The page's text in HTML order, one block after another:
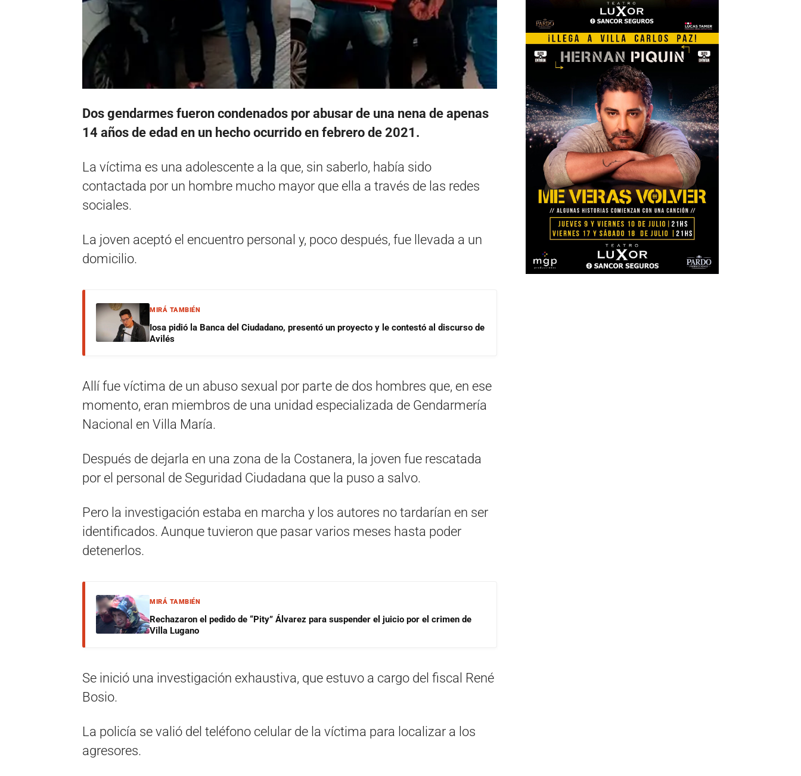
Dos gendarmes fueron condenados por abusar de una nena de apenas
14 años de edad en un hecho ocurrido en febrero de 2021.
La víctima es una adolescente a la que, sin saberlo, había sido
contactada por un hombre mucho mayor que ella a través de las redes
sociales.
La joven aceptó el encuentro personal y, poco después, fue llevada a un
domicilio.
MIRÁ TAMBIÉN
Iosa pidió la Banca del Ciudadano, presentó un proyecto y le contestó al discurso de
Avilés
Allí fue víctima de un abuso sexual por parte de dos hombres que, en ese
momento, eran miembros de una unidad especializada de Gendarmería
Nacional en Villa María.
Después de dejarla en una zona de la Costanera, la joven fue rescatada
por el personal de Seguridad Ciudadana que la puso a salvo.
Pero la investigación estaba en marcha y los autores no tardarían en ser
identificados. Aunque tuvieron que pasar varios meses hasta poder
detenerlos.
MIRÁ TAMBIÉN
Rechazaron el pedido de “Pity” Álvarez para suspender el juicio por el crimen de
Villa Lugano
Se inició una investigación exhaustiva, que estuvo a cargo del fiscal René
Bosio.
La policía se valió del teléfono celular de la víctima para localizar a los
agresores.